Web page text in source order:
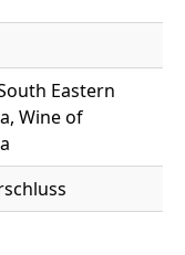
Eastern
Wine of